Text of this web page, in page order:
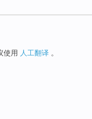
使用 人工翻译 。